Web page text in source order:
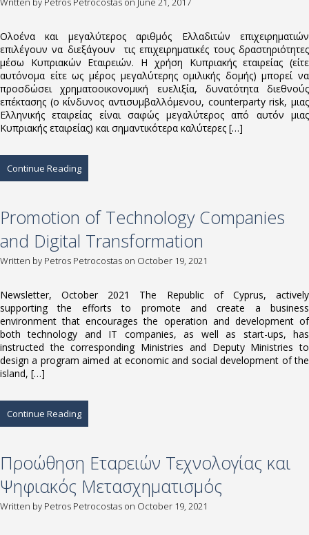
Ολοένα και μεγαλύτερος αριθμός Ελλαδιτών επιχειρηματιών
επιλέγουν να διεξάγουν τις επιχειρηματικές τους δραστηριότητες
μέσω Κυπριακών Εταιρειών. Η χρήση Κυπριακής εταιρείας (είτε
αυτόνομα είτε ως μέρος μεγαλύτερης ομιλικής δομής) μπορεί να
προσδώσει χρηματοοικονομική ευελιξία, δυνατότητα διεθνούς
επέκτασης (ο κίνδυνος αντισυμβαλλόμενου, counterparty risk, μιας
Ελληνικής εταιρείας είναι σαφώς μεγαλύτερος από αυτόν μιας
Κυπριακής εταιρείας) και σημαντικότερα καλύτερες […]
Continue Reading
Promotion of Technology Companies
and Digital Transformation
Written by Petros Petrocostas on October 19, 2021
Newsletter, October 2021 The Republic of Cyprus, actively
supporting the efforts to promote and create a business
environment that encourages the operation and development of
both technology and IT companies, as well as start-ups, has
instructed the corresponding Ministries and Deputy Ministries to
design a program aimed at economic and social development of the
island, […]
Continue Reading
Προώθηση Εταρειών Τεχνολογίας και
Ψηφιακός Μετασχηματισμός
Written by Petros Petrocostas on October 19, 2021